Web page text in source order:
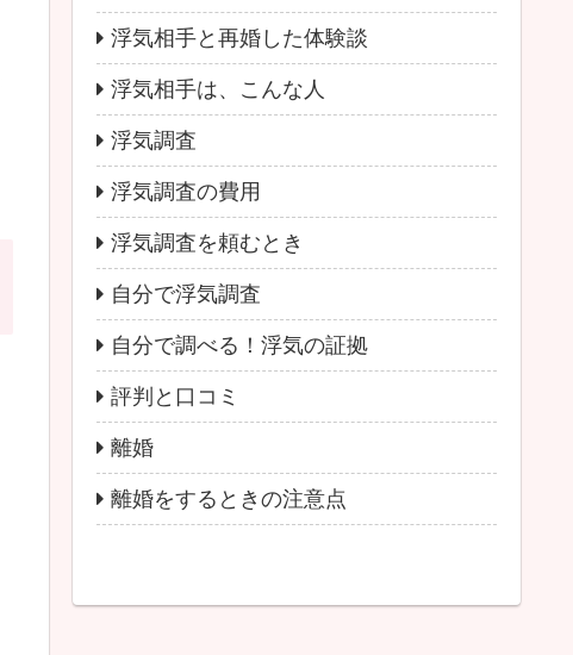
浮気相手と再婚した体験談
浮気相手は、こんな人
浮気調査
浮気調査の費用
浮気調査を頼むとき
自分で浮気調査
自分で調べる！浮気の証拠
評判と口コミ
離婚
離婚をするときの注意点